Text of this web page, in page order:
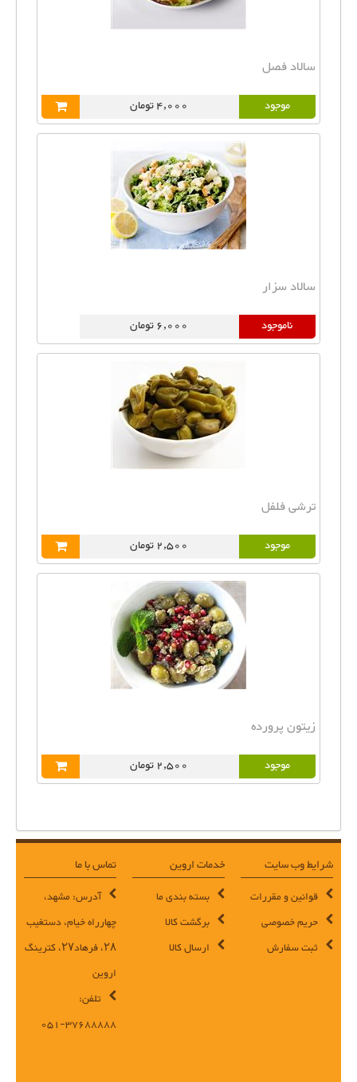
سالاد فصل
موجود 4,000 تومان
سالاد سزار
ناموجود 6,000 تومان
ترشی فلفل
موجود 2,500 تومان
زیتون پرورده
موجود 2,500 تومان
شرایط وب سایت
قوانین و مقررات
حریم خصوصی
ثبت سفارش
خدمات اروین
بسته بندی ما
برگشت کالا
ارسال کالا
تماس با ما
آدرس: مشهد،
چهارراه خیام، دستغیب
۲۸، فرهاد۲۷، کترینگ
اروین
تلفن:
37688888-051